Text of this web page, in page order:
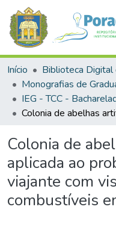
Início
Monografias de
Colonia de
aplicada ao
viajante com
combustíveis